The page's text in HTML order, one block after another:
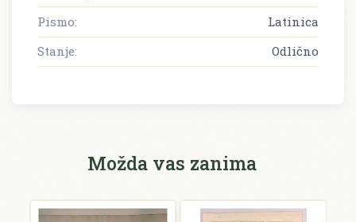
Pismo:
Latinica
Stanje:
Odlično
Možda vas zanima